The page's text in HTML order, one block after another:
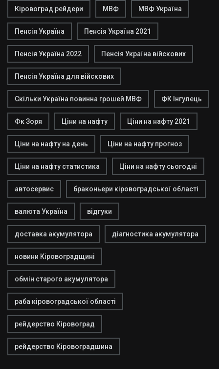
Кіровоград рейдери МВФ МВФ Україна
Пенсія Україна Пенсія Україна 2021
Пенсія Україна 2022 Пенсія Україна війскових
Пенсія Україна для війскових
Скільки Україна повинна грошей МВФ ФК Інгулець
Фк Зоря Ціни на нафту Ціни на нафту 2021
Ціни на нафту на день Ціни на нафту прогноз
Ціни на нафту статистика Ціни на нафту сьогодні
автосервис браконьери кіровоградської області
валюта Україна відгуки
доставка акумулятора діагностика акумулятора
новини Кіровоградщині
обмін старого акумулятора
раба кіровоградської області
рейдерство Кіровоград
рейдерство Кіровоградшина